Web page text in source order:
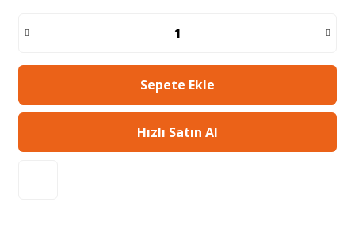
Sepete Ekle
Hızlı Satın Al